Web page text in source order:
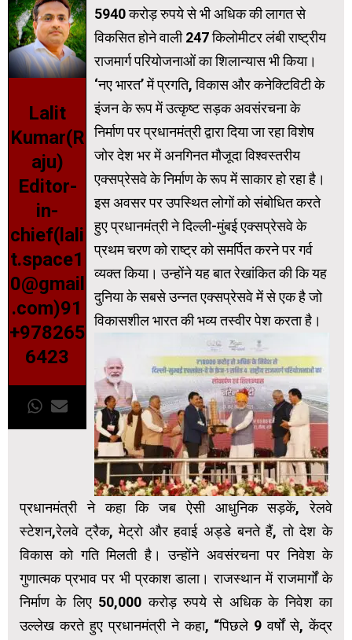
Lalit
Kumar(R
aju)
Editor-
in-
chief(lali
t.space1
0@gmail
.com)91
+978265
6423
5940 करोड़ रुपये से भी अधिक की लागत से
विकसित होने वाली 247 किलोमीटर लंबी राष्ट्रीय
राजमार्ग परियोजनाओं का शिलान्यास भी किया।
‘नए भारत’ में प्रगति, विकास और कनेक्टिविटी के
इंजन के रूप में उत्कृष्ट सड़क अवसंरचना के
निर्माण पर प्रधानमंत्री द्वारा दिया जा रहा विशेष
जोर देश भर में अनगिनत मौजूदा विश्वस्तरीय
एक्सप्रेसवे के निर्माण के रूप में साकार हो रहा है।
इस अवसर पर उपस्थित लोगों को संबोधित करते
हुए प्रधानमंत्री ने दिल्ली-मुंबई एक्सप्रेसवे के
प्रथम चरण को राष्ट्र को समर्पित करने पर गर्व
व्यक्त किया। उन्होंने यह बात रेखांकित की कि यह
दुनिया के सबसे उन्नत एक्सप्रेसवे में से एक है जो
विकासशील भारत की भव्य तस्वीर पेश करता है।
प्रधानमंत्री ने कहा कि जब ऐसी आधुनिक सड़कें, रेलवे
स्टेशन,रेलवे ट्रैक, मेट्रो और हवाई अड्डे बनते हैं, तो देश के
विकास को गति मिलती है। उन्होंने अवसंरचना पर निवेश के
गुणात्मक प्रभाव पर भी प्रकाश डाला। राजस्थान में राजमार्गों के
निर्माण के लिए 50,000 करोड़ रुपये से अधिक के निवेश का
उल्लेख करते हुए प्रधानमंत्री ने कहा, “पिछले 9 वर्षों से, केंद्र